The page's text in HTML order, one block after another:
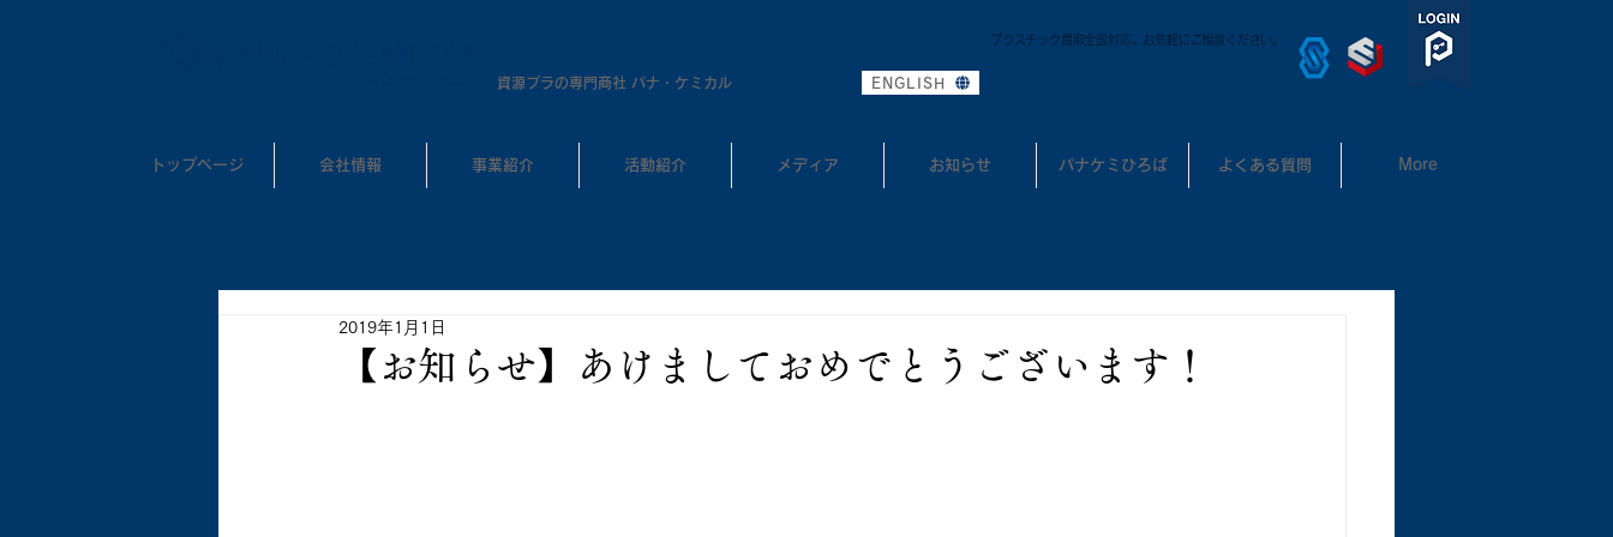
​資源プラの専門商社 パナ・ケミカル ENGLISH
プラスチック買取全国対応。お気軽にご相談ください。
トップページ 会社情報 事業紹介 活動紹介 メディア お知らせ パナケミひろば よくある質問 More
【お知らせ】あけましておめでとうございます！
2019年1月1日